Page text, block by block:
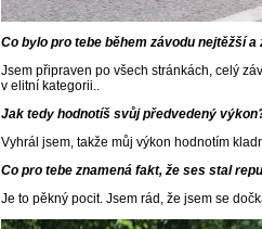
Co bylo pro tebe během závodu nejtěžší
Jsem připraven po všech stránkách, celý
v elitní kategorii..
Jak tedy hodnotíš svůj předvedený
Vyhrál jsem, takže můj výkon hodnotím
Co pro tebe znamená fakt, že ses stal
Je to pěkný pocit. Jsem rád, že jsem se